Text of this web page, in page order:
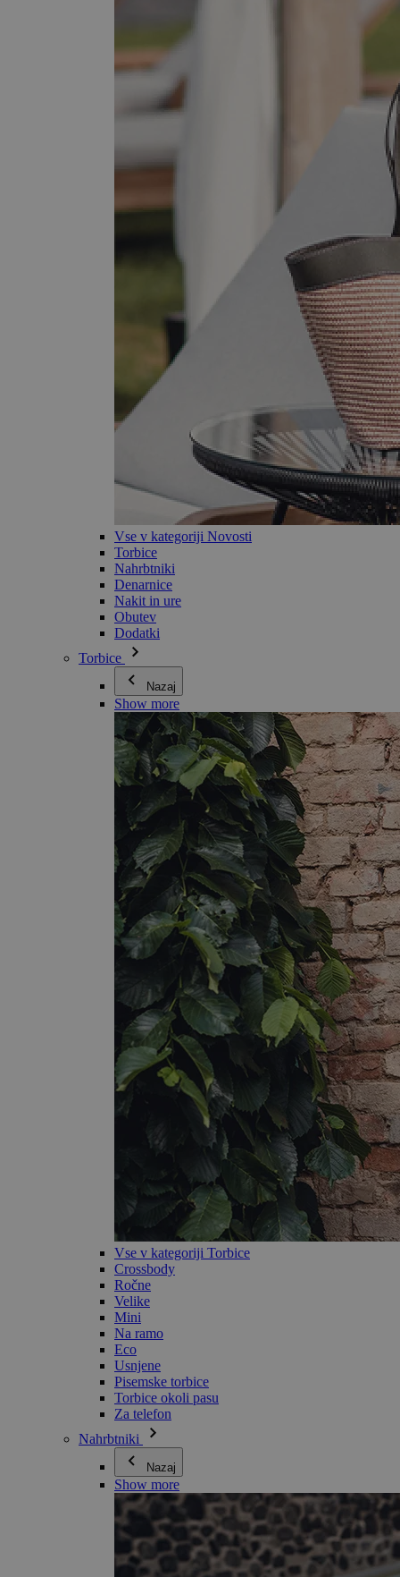
Vse v kategoriji Novosti
Torbice
Nahrbtniki
Denarnice
Nakit in ure
Obutev
Dodatki
Torbice
Nazaj
Show more
Vse v kategoriji Torbice
Crossbody
Ročne
Velike
Mini
Na ramo
Eco
Usnjene
Pisemske torbice
Torbice okoli pasu
Za telefon
Nahrbtniki
Nazaj
Show more